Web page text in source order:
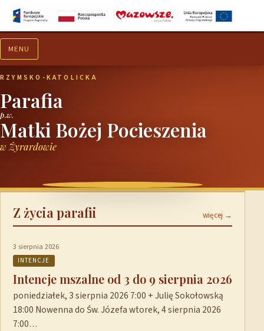
MENU
RZYMSKO-KATOLICKA
Parafia
p.w.
Matki Bożej Pocieszenia
w Żyrardowie
Z życia parafii więcej →
3 sierpnia 2026
INTENCJE
Intencje mszalne od 3 do 9 sierpnia 2026
poniedziałek, 3 sierpnia 2026 7:00 + Julię Sokołowską
18:00 Nowenna do Św. Józefa wtorek, 4 sierpnia 2026
7:00…